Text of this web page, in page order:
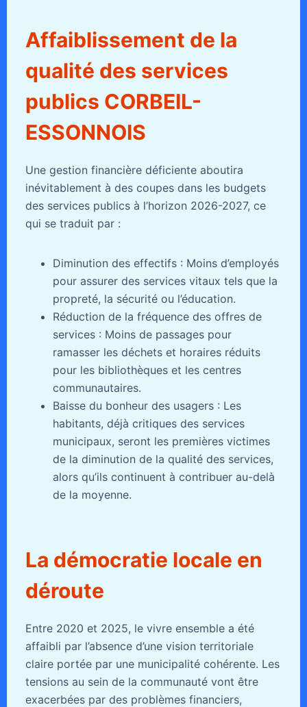
Affaiblissement de la
qualité des services
publics CORBEIL-
ESSONNOIS
Une gestion financière déficiente aboutira
inévitablement à des coupes dans les budgets
des services publics à l’horizon 2026-2027, ce
qui se traduit par :
Diminution des effectifs : Moins d’employés
pour assurer des services vitaux tels que la
propreté, la sécurité ou l’éducation.
Réduction de la fréquence des offres de
services : Moins de passages pour
ramasser les déchets et horaires réduits
pour les bibliothèques et les centres
communautaires.
Baisse du bonheur des usagers : Les
habitants, déjà critiques des services
municipaux, seront les premières victimes
de la diminution de la qualité des services,
alors qu’ils continuent à contribuer au-delà
de la moyenne.
La démocratie locale en
déroute
Entre 2020 et 2025, le vivre ensemble a été
affaibli par l’absence d’une vision territoriale
claire portée par une municipalité cohérente. Les
tensions au sein de la communauté vont être
exacerbées par des problèmes financiers,